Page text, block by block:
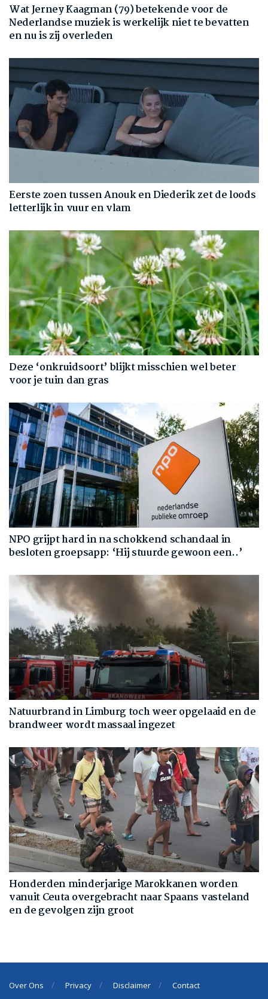
Wat Jerney Kaagman (79) betekende voor de
Nederlandse muziek is werkelijk niet te bevatten
en nu is zij overleden
Eerste zoen tussen Anouk en Diederik zet de loods
letterlijk in vuur en vlam
Deze ‘onkruidsoort’ blijkt misschien wel beter
voor je tuin dan gras
NPO grijpt hard in na schokkend schandaal in
besloten groepsapp: ‘Hij stuurde gewoon een..’
Natuurbrand in Limburg toch weer opgelaaid en de
brandweer wordt massaal ingezet
Honderden minderjarige Marokkanen worden
vanuit Ceuta overgebracht naar Spaans vasteland
en de gevolgen zijn groot
Over Ons Privacy Disclaimer Contact